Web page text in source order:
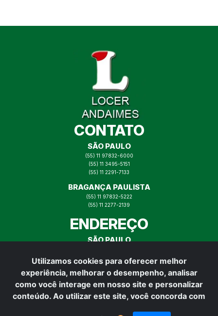
Utilizamos cookies para oferecer melhor
experiência, melhorar o desempenho, analisar
como você interage em nosso site e personalizar
conteúdo. Ao utilizar este site, você concorda com
CONTATO
SÃO PAULO
(55) 11 97832-6000
(55) 11 3495-5151
(55) 11 2291-7133
BRAGANÇA PAULISTA
(55) 11 97832-5222
(55) 11 2277-2139
ENDEREÇO
SÃO PAULO
BRAGANÇA PAULISTA
RUA PADRE VITOR N° 165,
REDES SOCIAIS